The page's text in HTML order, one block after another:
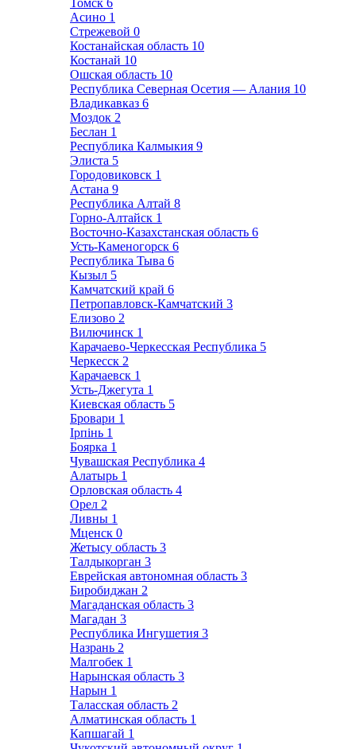
Томск 6
Асино 1
Стрежевой 0
Костанайская область 10
Костанай 10
Ошская область 10
Республика Северная Осетия — Алания 10
Владикавказ 6
Моздок 2
Беслан 1
Республика Калмыкия 9
Элиста 5
Городовиковск 1
Астана 9
Республика Алтай 8
Горно-Алтайск 1
Восточно-Казахстанская область 6
Усть-Каменогорск 6
Республика Тыва 6
Кызыл 5
Камчатский край 6
Петропавловск-Камчатский 3
Елизово 2
Вилючинск 1
Карачаево-Черкесская Республика 5
Черкесск 2
Карачаевск 1
Усть-Джегута 1
Киевская область 5
Бровари 1
Ірпінь 1
Боярка 1
Чувашская Республика 4
Алатырь 1
Орловская область 4
Орел 2
Ливны 1
Мценск 0
Жетысу область 3
Талдыкорган 3
Еврейская автономная область 3
Биробиджан 2
Магаданская область 3
Магадан 3
Республика Ингушетия 3
Назрань 2
Малгобек 1
Нарынская область 3
Нарын 1
Таласская область 2
Алматинская область 1
Капшагай 1